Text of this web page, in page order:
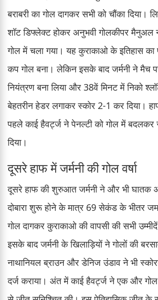
बराबरी का गोल दागकर सभी को चौंका दिया।
शॉट डिफ्लेक्ट होकर अनुभवी गोलकीपर मैनुअल
गोल में चला गया। यह कुराकाओ के इतिहास का
कप गोल बना। लेकिन इसके बाद जर्मनी ने मैच
नियंत्रण बना लिया और 38वें मिनट में निको
बेहतरीन हेडर लगाकर स्कोर 2-1 कर दिया।
पहले काई हैवर्ट्ज ने पेनल्टी को गोल में
दिया।
दूसरे हाफ में जर्मनी की गोल वर्षा
दूसरे हाफ की शुरुआत जर्मनी ने और भी घातक
दोबारा शुरू होने के मात्र 69 सेकंड के भीतर
गोल दागकर कुराकाओ की वापसी की सभी
इसके बाद जर्मनी के खिलाड़ियों ने गोलों की
नाथानियल ब्राउन और डेनिज उंडाव ने भी
दर्ज कराया। अंत में काई हैवर्ट्ज ने एक और